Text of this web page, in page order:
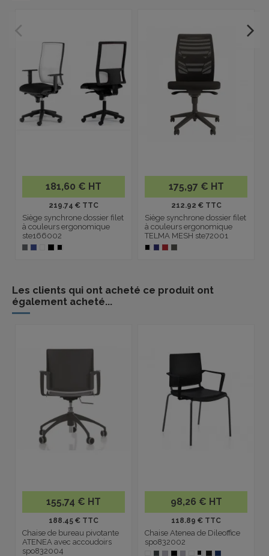
181,60 € HT
219.74 € TTC
Siège synchrone dossier filet
à couleurs ergonomique
ste166002
175,97 € HT
212.92 € TTC
Siège synchrone dossier filet
à couleurs ergonomique
TELMA MESH ste72001
Les clients qui ont acheté ce produit ont
également acheté...
155,74 € HT
188.45 € TTC
Chaise de bureau pivotante
ATENEA avec accoudoirs
spo832004
98,26 € HT
118.89 € TTC
Chaise Atenea de Dileoffice
spo832002